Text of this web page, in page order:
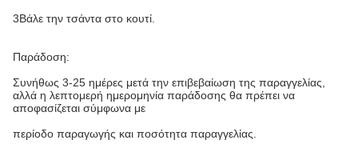
3Βάλε την τσάντα στο κουτί.
Παράδοση:
Συνήθως 3-25 ημέρες μετά την επιβεβαίωση της παραγγελίας,
αλλά η λεπτομερή ημερομηνία παράδοσης θα πρέπει να
αποφασίζεται σύμφωνα με
περίοδο παραγωγής και ποσότητα παραγγελίας.